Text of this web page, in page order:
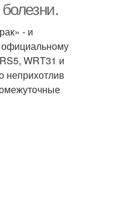
- и
официальному
WRT31 и
неприхотлив